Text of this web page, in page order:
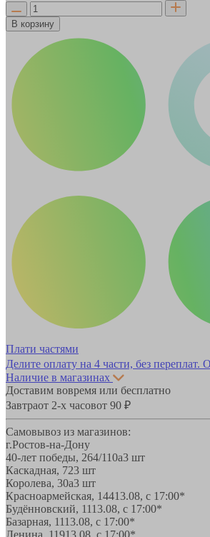
В корзину
Плати частями
Делите оплату на 4 части, без переплат.
Наличие в магазинах
Доставим вовремя или бесплатно
Завтраот 2-х часовот 90 ₽
Самовывоз из магазинов:
г.Ростов-на-Дону
40-лет победы, 264/110а3 шт
Каскадная, 723 шт
Королева, 30а3 шт
Красноармейская, 14413.08, с 17:00*
Будённовский, 1113.08, с 17:00*
Базарная, 1113.08, с 17:00*
Ленина, 11913.08, с 17:00*